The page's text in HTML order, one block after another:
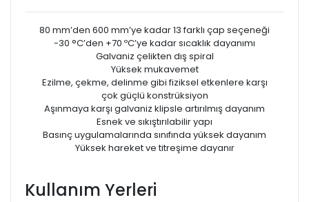
80 mm’den 600 mm’ye kadar 13 farklı çap seçeneği
-30 °C’den +70 ºC’ye kadar sıcaklık dayanımı
Galvaniz çelikten dış spiral
Yüksek mukavemet
Ezilme, çekme, delinme gibi fiziksel etkenlere karşı
çok güçlü konstrüksiyon
Aşınmaya karşı galvaniz klipsle artırılmış dayanım
Esnek ve sıkıştırılabilir yapı
Basınç uygulamalarında sınıfında yüksek dayanım
Yüksek hareket ve titreşime dayanır
Kullanım Yerleri